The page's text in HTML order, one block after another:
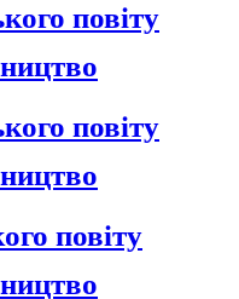
повіту
повіту
повіту